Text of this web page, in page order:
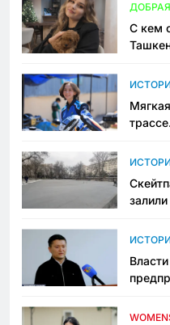
С кем